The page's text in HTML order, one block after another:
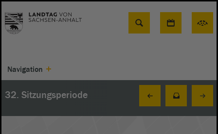
Suche
Navigation
32. Sitzungsperiode